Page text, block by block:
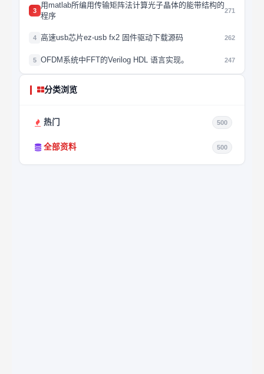
3
用matlab所编用传输矩阵法计算光子晶体的能带结构的
程序
271
4 高速usb芯片ez-usb fx2 固件驱动下载源码 262
5 OFDM系统中FFT的Verilog HDL 语言实现。 247
分类浏览
热门 500
全部资料 500